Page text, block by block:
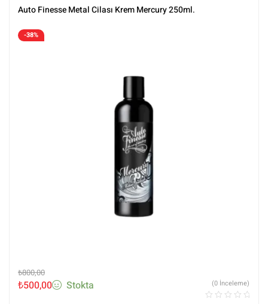
Tüm Ürünler,Tüm Ürünler
Auto Finesse Metal Cilası Krem Mercury 250ml.
-38%
₺800,00
₺500,00 Stokta (0 İnceleme)